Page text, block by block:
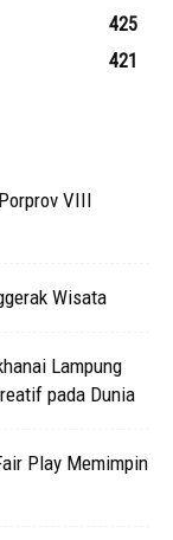
425
421
VIII
Wisata
Lampung
pada Dunia
Play Memimpin